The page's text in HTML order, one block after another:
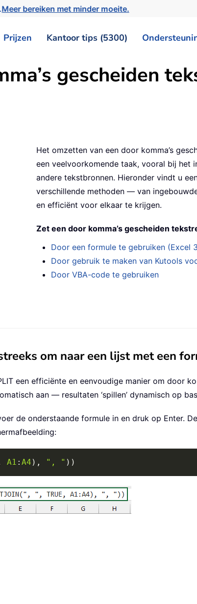
Meer bereiken met minder moeite.
Prijzen Kantoor tips (5300)
gescheiden
Het omzetten van een door komma’s
een veelvoorkomende taak, vooral bij het
andere tekstbronnen. Hieronder vindt u
verschillende methoden — van
en efficiënt voor elkaar te krijgen.
Zet een door komma’s gescheiden
Door een formule te gebruiken (Excel
Door gebruik te maken van Kutools
Door VBA-code te gebruiken
om naar een lijst met een
een efficiënte en eenvoudige manier om door
aan — resultaten ‘spillen’ dynamisch op
de onderstaande formule in en druk op Enter.
A1 : A4 ) , ", " ) )